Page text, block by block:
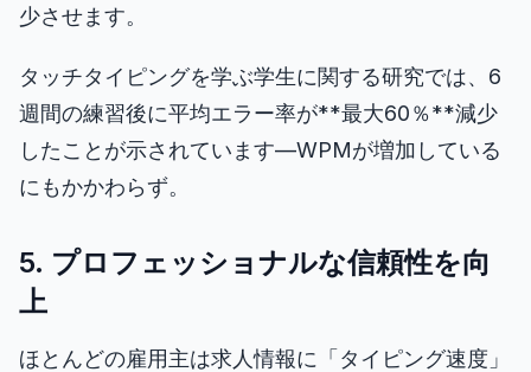
少させます。
タッチタイピングを学ぶ学生に関する研究では、6
週間の練習後に平均エラー率が**最大60％**減少
したことが示されています—WPMが増加している
にもかかわらず。
5. プロフェッショナルな信頼性を向
上
ほとんどの雇用主は求人情報に「タイピング速度」